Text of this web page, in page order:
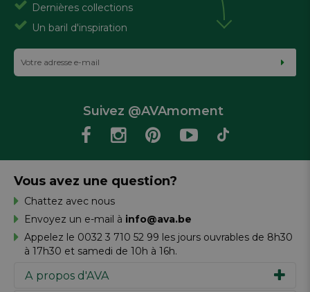
Dernières collections
Un baril d'inspiration
Suivez @AVAmoment
A propos d'AVA
Vous avez une question?
Chattez avec nous
Envoyez un e-mail à info@ava.be
Appelez le 0032 3 710 52 99 les jours ouvrables de 8h30
à 17h30 et samedi de 10h à 16h.